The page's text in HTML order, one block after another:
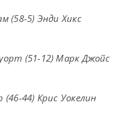
(58-5) Энди Хикс
(51-12) Марк Джойс
(46-44) Крис Уокелин